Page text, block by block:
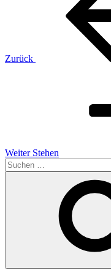
Zurück
Weiter Stehen
Suchen
nach: